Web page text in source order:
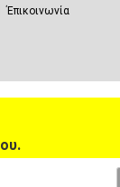
Έπικοινωνία